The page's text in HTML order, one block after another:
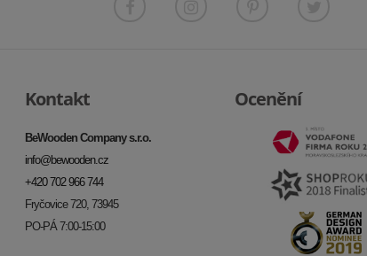
Kontakt
BeWooden Company s.r.o.
info@bewooden.cz
+420 702 966 744
Fryčovice 720, 73945
PO-PÁ 7:00-15:00
Ocenění